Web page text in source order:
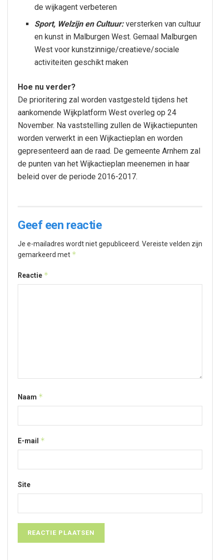
de wijkagent verbeteren
Sport, Welzijn en Cultuur:versterken van cultuur
en kunst in Malburgen West. Gemaal Malburgen
West voor kunstzinnige/creatieve/sociale
activiteiten geschikt maken
Hoe nu verder?
De prioritering zal worden vastgesteld tijdens het
aankomende Wijkplatform West overleg op 24
November. Na vaststelling zullen de Wijkactiepunten
worden verwerkt in een Wijkactieplan en worden
gepresenteerd aan de raad. De gemeente Arnhem zal
de punten van het Wijkactieplan meenemen in haar
beleid over de periode 2016-2017.
Geef een reactie
Je e-mailadres wordt niet gepubliceerd. Vereiste velden zijn
gemarkeerd met *
Reactie *
Naam *
E-mail *
Site